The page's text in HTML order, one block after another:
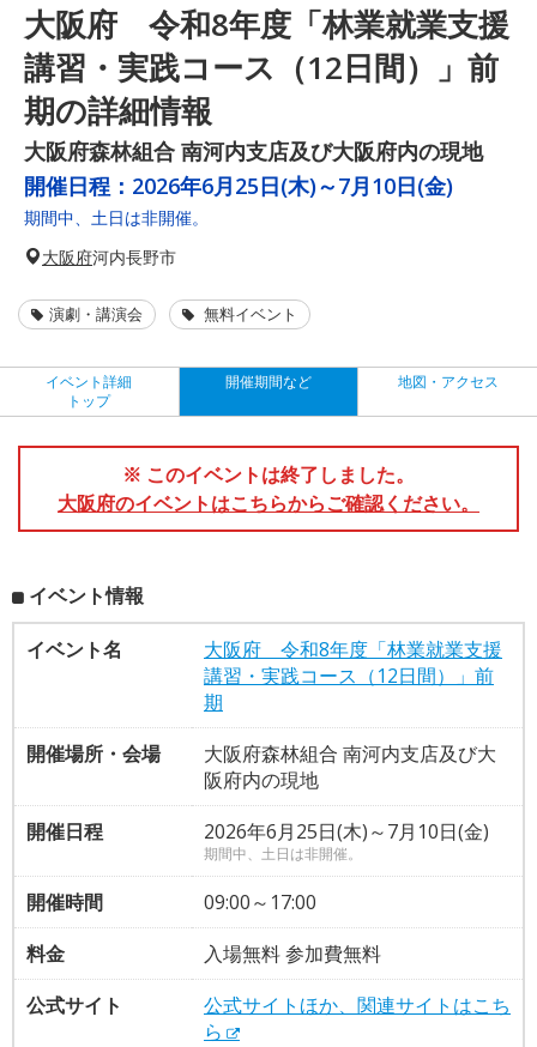
大阪府 令和8年度「林業就業支援
講習・実践コース（12日間）」前
期の詳細情報
大阪府森林組合 南河内支店及び大阪府内の現地
開催日程： 2026年6月25日(木)～7月10日(金)
期間中、土日は非開催。
大阪府河内長野市
演劇・講演会 無料イベント
イベント詳細
トップ
開催期間など 地図・アクセス
※ このイベントは終了しました。
大阪府のイベントはこちらからご確認ください。
イベント情報
イベント名
大阪府 令和8年度「林業就業支援
講習・実践コース（12日間）」前
期
開催場所・会場
大阪府森林組合 南河内支店及び大
阪府内の現地
開催日程
2026年6月25日(木)～7月10日(金)
期間中、土日は非開催。
開催時間
09:00～17:00
料金
入場無料 参加費無料
公式サイト
公式サイトほか、関連サイトはこち
ら